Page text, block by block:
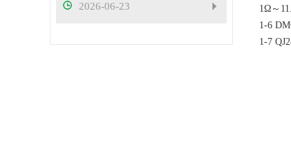
2026-06-23
1Ω～
1-6
1-7